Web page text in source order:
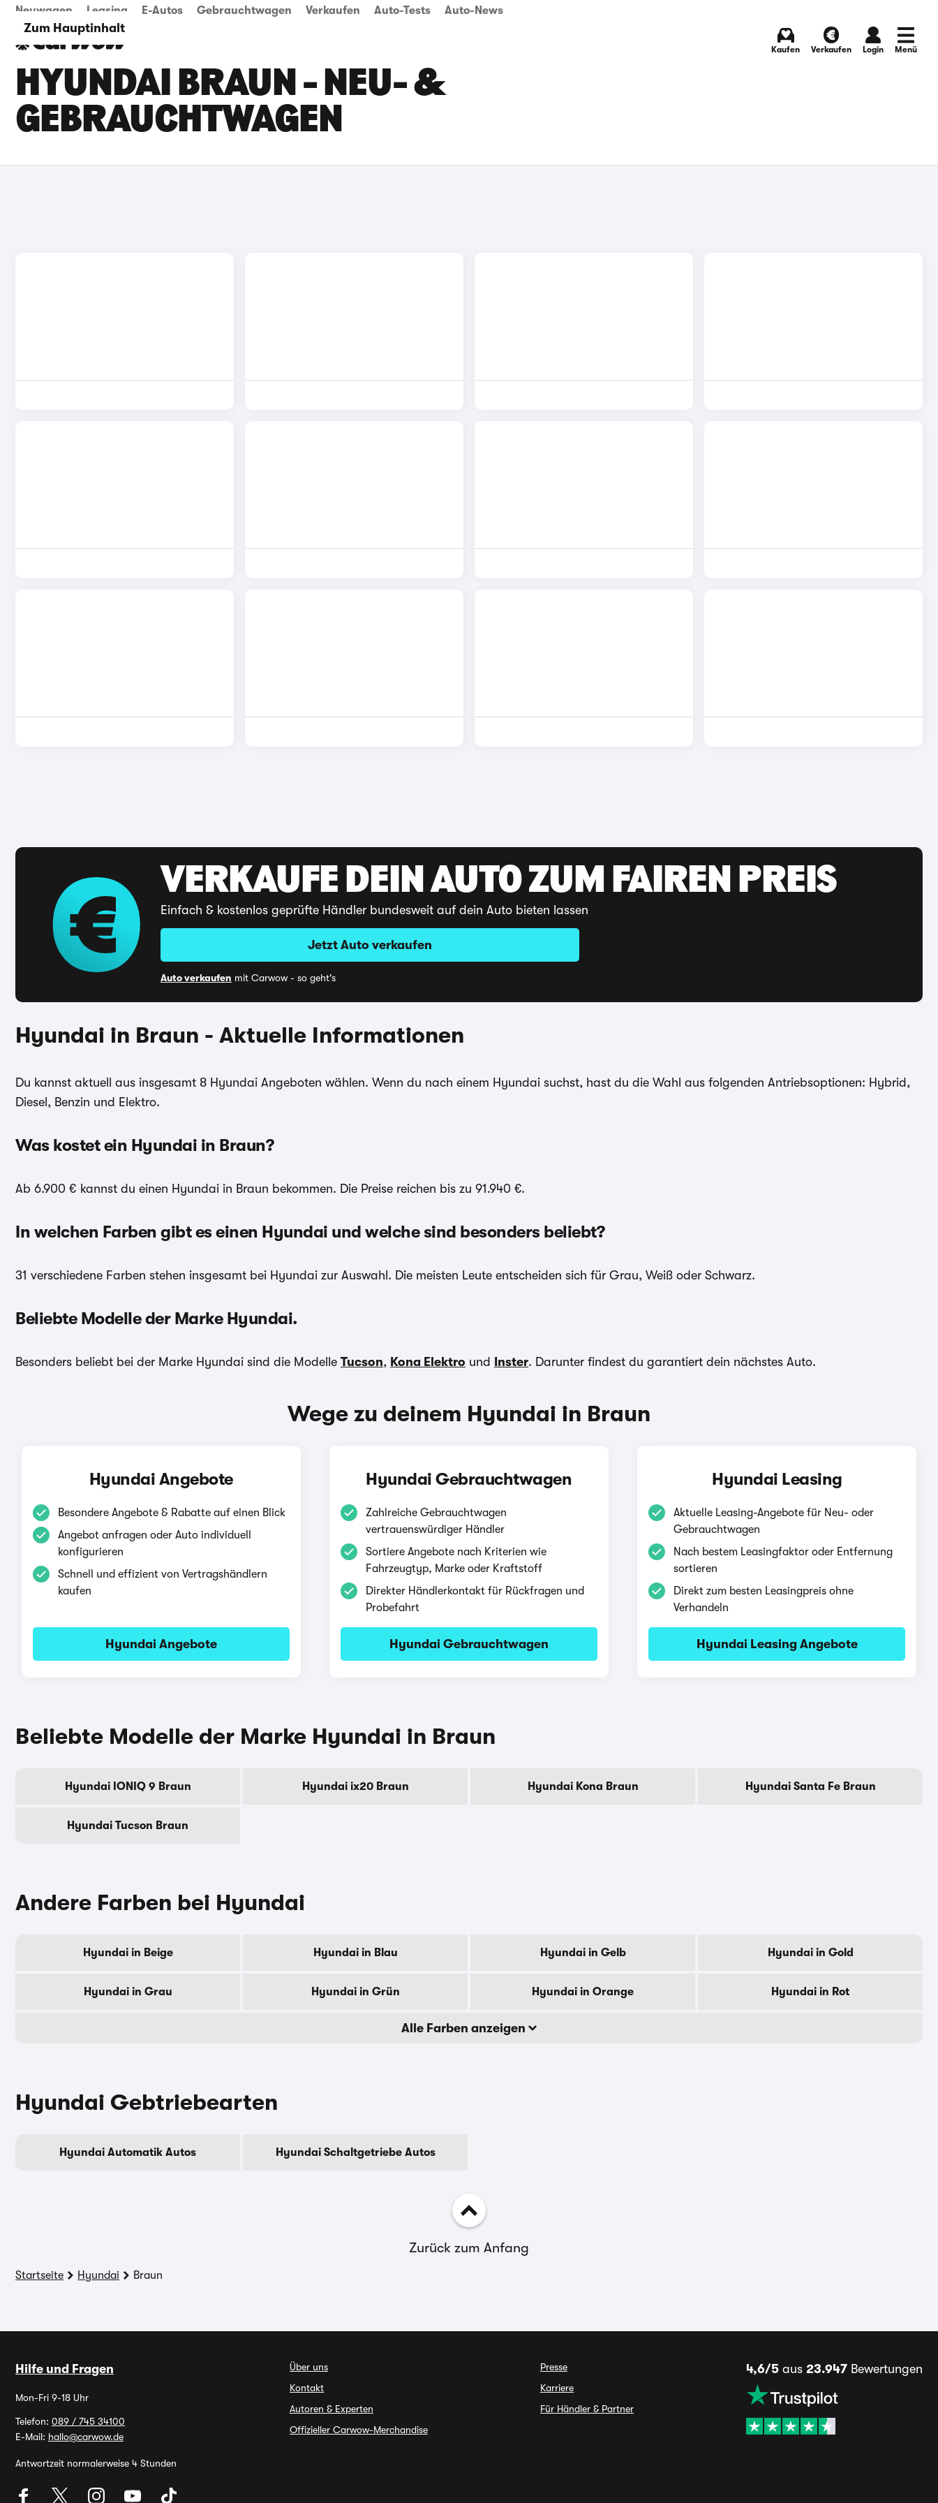
Zum Hauptinhalt
Neuwagen Leasing E-Autos Gebrauchtwagen Verkaufen Auto-Tests Auto-News
Kaufen Verkaufen Login Menü
HYUNDAI BRAUN - NEU- &
GEBRAUCHTWAGEN
VERKAUFE DEIN AUTO ZUM FAIREN PREIS
Einfach & kostenlos geprüfte Händler bundesweit auf dein Auto bieten lassen
Jetzt Auto verkaufen
Auto verkaufen mit Carwow - so geht's
Hyundai in Braun - Aktuelle Informationen
Du kannst aktuell aus insgesamt 8 Hyundai Angeboten wählen. Wenn du nach einem Hyundai suchst, hast du die Wahl aus folgenden Antriebsoptionen: Hybrid,
Diesel, Benzin und Elektro.
Was kostet ein Hyundai in Braun?
Ab 6.900 € kannst du einen Hyundai in Braun bekommen. Die Preise reichen bis zu 91.940 €.
In welchen Farben gibt es einen Hyundai und welche sind besonders beliebt?
31 verschiedene Farben stehen insgesamt bei Hyundai zur Auswahl. Die meisten Leute entscheiden sich für Grau, Weiß oder Schwarz.
Beliebte Modelle der Marke Hyundai.
Besonders beliebt bei der Marke Hyundai sind die Modelle Tucson, Kona Elektro und Inster. Darunter findest du garantiert dein nächstes Auto.
Wege zu deinem Hyundai in Braun
Hyundai Angebote
Besondere Angebote & Rabatte auf einen Blick
Angebot anfragen oder Auto individuell
konfigurieren
Schnell und effizient von Vertragshändlern
kaufen
Hyundai Angebote
Hyundai Gebrauchtwagen
Zahlreiche Gebrauchtwagen
vertrauenswürdiger Händler
Sortiere Angebote nach Kriterien wie
Fahrzeugtyp, Marke oder Kraftstoff
Direkter Händlerkontakt für Rückfragen und
Probefahrt
Hyundai Gebrauchtwagen
Hyundai Leasing
Aktuelle Leasing-Angebote für Neu- oder
Gebrauchtwagen
Nach bestem Leasingfaktor oder Entfernung
sortieren
Direkt zum besten Leasingpreis ohne
Verhandeln
Hyundai Leasing Angebote
Beliebte Modelle der Marke Hyundai in Braun
Hyundai IONIQ 9 Braun Hyundai ix20 Braun Hyundai Kona Braun Hyundai Santa Fe Braun
Hyundai Tucson Braun
Andere Farben bei Hyundai
Hyundai in Beige Hyundai in Blau Hyundai in Gelb Hyundai in Gold
Hyundai in Grau Hyundai in Grün Hyundai in Orange Hyundai in Rot
Alle Farben anzeigen
Hyundai Gebtriebearten
Hyundai Automatik Autos Hyundai Schaltgetriebe Autos
Zurück zum Anfang
Startseite Hyundai Braun
Hilfe und Fragen
Mon-Fri 9-18 Uhr
Telefon: 089 / 745 34100
E-Mail: hallo@carwow.de
Antwortzeit normalerweise 4 Stunden
Über uns
Kontakt
Autoren & Experten
Offizieller Carwow-Merchandise
Presse
Karriere
Für Händler & Partner
4,6/5 aus 23.947 Bewertungen